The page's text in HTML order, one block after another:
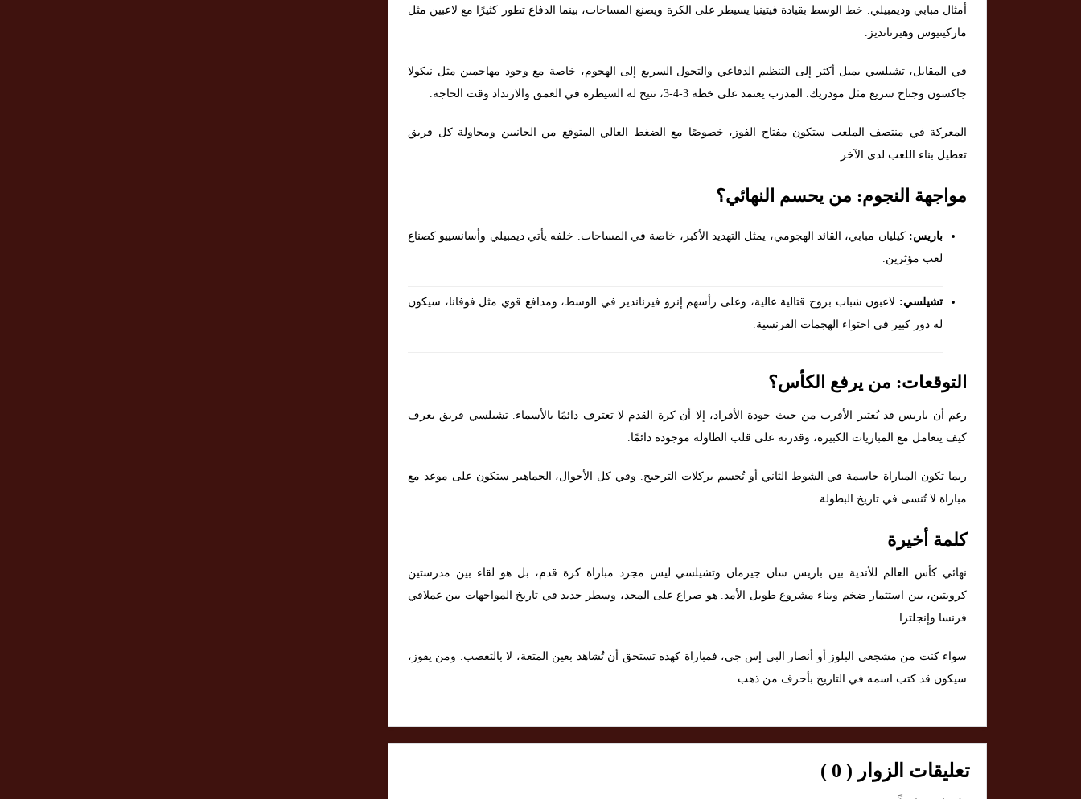
أمثال مبابي وديمبيلي. خط الوسط بقيادة فيتينيا يسيطر على الكرة ويصنع المساحات، بينما الدفاع تطور كثيرًا مع لاعبين مثل
ماركينيوس وهيرنانديز.
في المقابل، تشيلسي يميل أكثر إلى التنظيم الدفاعي والتحول السريع إلى الهجوم، خاصة مع وجود مهاجمين مثل نيكولا
جاكسون وجناح سريع مثل مودريك. المدرب يعتمد على خطة 3-4-3، تتيح له السيطرة في العمق والارتداد وقت الحاجة.
المعركة في منتصف الملعب ستكون مفتاح الفوز، خصوصًا مع الضغط العالي المتوقع من الجانبين ومحاولة كل فريق
تعطيل بناء اللعب لدى الآخر.
مواجهة النجوم: من يحسم النهائي؟
باريس: كيليان مبابي، القائد الهجومي، يمثل التهديد الأكبر، خاصة في المساحات. خلفه يأتي ديمبيلي وأسانسييو كصناع
لعب مؤثرين.
تشيلسي: لاعبون شباب بروح قتالية عالية، وعلى رأسهم إنزو فيرنانديز في الوسط، ومدافع قوي مثل فوفانا، سيكون
له دور كبير في احتواء الهجمات الفرنسية.
التوقعات: من يرفع الكأس؟
رغم أن باريس قد يُعتبر الأقرب من حيث جودة الأفراد، إلا أن كرة القدم لا تعترف دائمًا بالأسماء. تشيلسي فريق يعرف
كيف يتعامل مع المباريات الكبيرة، وقدرته على قلب الطاولة موجودة دائمًا.
ربما تكون المباراة حاسمة في الشوط الثاني أو تُحسم بركلات الترجيح. وفي كل الأحوال، الجماهير ستكون على موعد مع
مباراة لا تُنسى في تاريخ البطولة.
كلمة أخيرة
نهائي كأس العالم للأندية بين باريس سان جيرمان وتشيلسي ليس مجرد مباراة كرة قدم، بل هو لقاء بين مدرستين
كرويتين، بين استثمار ضخم وبناء مشروع طويل الأمد. هو صراع على المجد، وسطر جديد في تاريخ المواجهات بين عملاقي
فرنسا وإنجلترا.
سواء كنت من مشجعي البلوز أو أنصار البي إس جي، فمباراة كهذه تستحق أن تُشاهد بعين المتعة، لا بالتعصب. ومن يفوز،
سيكون قد كتب اسمه في التاريخ بأحرف من ذهب.
تعليقات الزوار ( 0 )